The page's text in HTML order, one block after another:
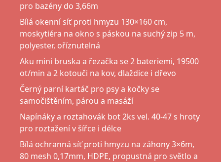
pro bazény do 3,66m
Bílá okenní síť proti hmyzu 130×160 cm,
moskytiéra na okno s páskou na suchý zip 5 m,
polyester, oříznutelná
Aku mini bruska a řezačka se 2 bateriemi, 19500
ot/min a 2 kotouči na kov, dlaždice i dřevo
Černý parní kartáč pro psy a kočky se
samočištěním, párou a masáží
Napínáky a roztahovák bot 2ks vel. 40-47 s hroty
pro roztažení v šířce i délce
Bílá ochranná síť proti hmyzu na záhony 3×6m,
80 mesh 0,17mm, HDPE, propustná pro světlo a